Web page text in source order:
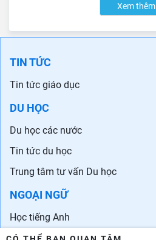
Xem thêm
TIN TỨC
Tin tức giáo dục
DU HỌC
Du học các nước
Tin tức du học
Trung tâm tư vấn Du học
NGOẠI NGỮ
Học tiếng Anh